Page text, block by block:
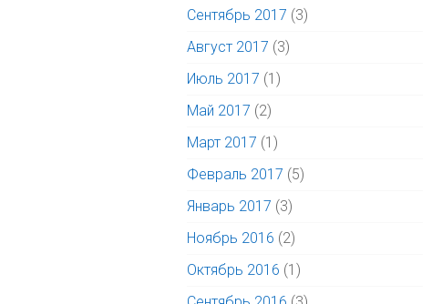
Сентябрь 2017 (3)
Август 2017 (3)
Июль 2017 (1)
Май 2017 (2)
Март 2017 (1)
Февраль 2017 (5)
Январь 2017 (3)
Ноябрь 2016 (2)
Октябрь 2016 (1)